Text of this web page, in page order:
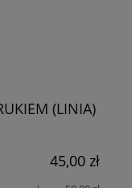
(LINIA)
45,00 zł